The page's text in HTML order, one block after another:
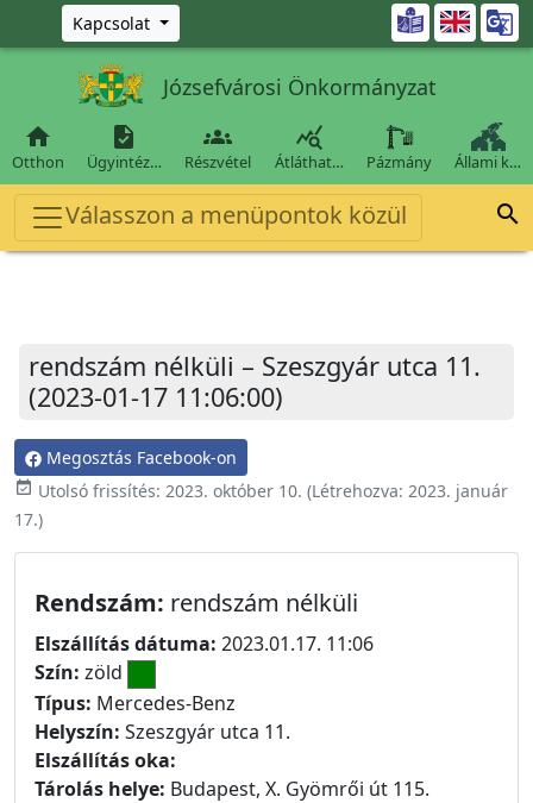
Ugrás a fő tartalomra
Kapcsolat 
Józsefvárosi Önkormányzat

Otthon

Ügyintéz…

Részvétel

Átláthat… Pázmány Állami k…
Válasszon a menüpontok közül 
rendszám nélküli – Szeszgyár utca 11.
(2023-01-17 11:06:00)
Megosztás Facebook-on
event_available Utolsó frissítés: 2023. október 10. (Létrehozva: 2023. január
17.)
Rendszám: rendszám nélküli
Elszállítás dátuma: 2023.01.17. 11:06
Szín: zöld
Típus: Mercedes-Benz
Helyszín: Szeszgyár utca 11.
Elszállítás oka:
Tárolás helye: Budapest, X. Gyömrői út 115.